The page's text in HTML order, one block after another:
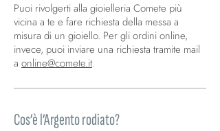
Puoi rivolgerti alla gioielleria Comete più
vicina a te e fare richiesta della messa a
misura di un gioiello. Per gli ordini online,
invece, puoi inviare una richiesta tramite mail
a online@comete.it.
Cos’è l’Argento rodiato?